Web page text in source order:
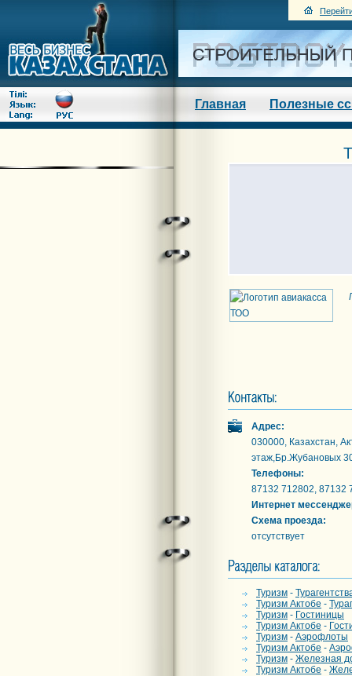
Главная Полезные
Адрес:
030000, Казахстан,
этаж,Бр.Жубановых
Телефоны:
87132 712802, 87132
Интернет
Схема проезда:
отсутствует
Туризм -
Туризм Актобе -
Туризм - Гостиницы
Туризм Актобе -
Туризм - Аэрофлоты
Туризм Актобе -
Туризм - Железная
Туризм Актобе -